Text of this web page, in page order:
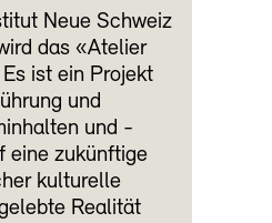
Neue Schweiz
das «Atelier
ist ein Projekt
und
und -
eine zukünftige
kulturelle
Realität